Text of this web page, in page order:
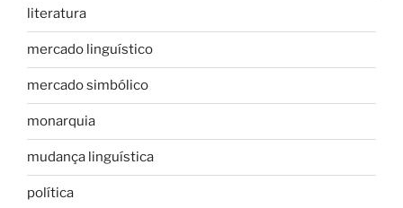
literatura
mercado linguístico
mercado simbólico
monarquia
mudança linguística
política